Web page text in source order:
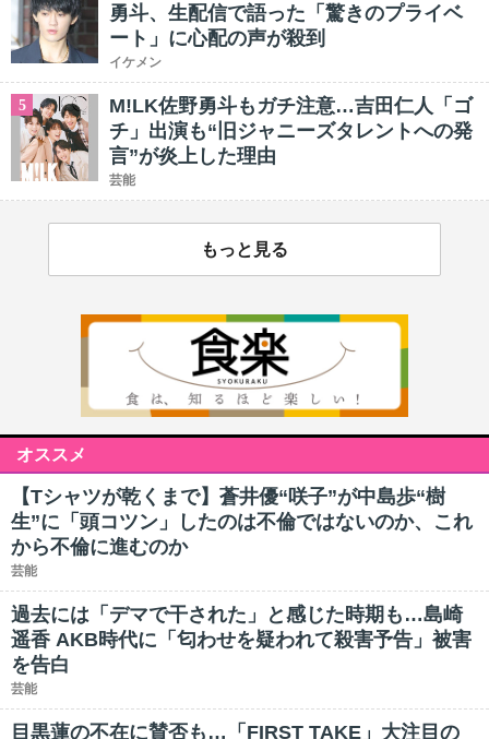
勇斗、生配信で語った「驚きのプライベ
ート」に心配の声が殺到
イケメン
5
M!LK佐野勇斗もガチ注意…吉田仁人「ゴ
チ」出演も“旧ジャニーズタレントへの発
言”が炎上した理由
芸能
もっと見る
オススメ
【Tシャツが乾くまで】蒼井優“咲子”が中島歩“樹
生”に「頭コツン」したのは不倫ではないのか、これ
から不倫に進むのか
芸能
過去には「デマで干された」と感じた時期も…島崎
遥香 AKB時代に「匂わせを疑われて殺害予告」被害
を告白
芸能
目黒蓮の不在に賛否も…「FIRST TAKE」大注目の